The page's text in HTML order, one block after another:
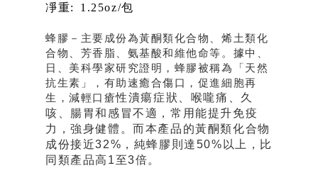
凈重: 1.25oz/包
蜂膠－主要成份為黃酮類化合物、烯土類化
合物、芳香脂、氨基酸和維他命等。據中、
日、美科學家研究證明，蜂膠被稱為「天然
抗生素」，有助速癒合傷口，促進細胞再
生，減輕口瘡性潰瘍症狀、喉嚨痛、久
咳、腸胃和感冒不適，常用能提升免疫
力，強身健體。而本產品的黃酮類化合物
成份接近32%，純蜂膠則達50%以上，比
同類產品高1至3倍。